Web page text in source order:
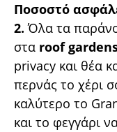
Ποσοστό
2. Όλα τα
στα roof
privacy και θέα
περνάς το χέρι
καλύτερο το
και το φεγγάρι